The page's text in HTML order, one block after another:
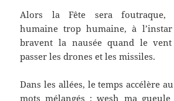
Alors la Fête sera foutraque,
humaine trop humaine, à
bravent la nausée quand le vent
passer les drones et les missiles.
Dans les allées, le temps accélère
mots mélangés : wesh ma